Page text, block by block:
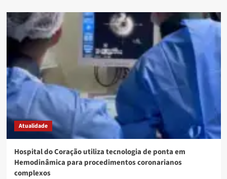
Atualidade
Hospital do Coração utiliza tecnologia de ponta em
Hemodinâmica para procedimentos coronarianos
complexos